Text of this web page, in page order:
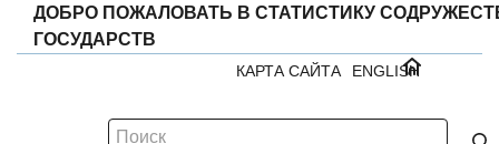
ДОБРО ПОЖАЛОВАТЬ В СТАТИСТИКУ
ГОСУДАРСТВ
ENGLISH
КАРТА САЙТА